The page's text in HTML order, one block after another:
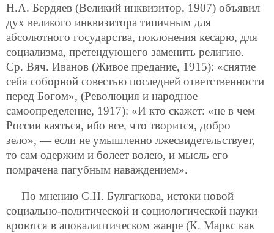
Н.А. Бердяев (Великий инквизитор, 1907) объявил
дух великого инквизитора типичным для
абсолютного государства, поклонения кесарю, для
социализма, претендующего заменить религию.
Ср. Вяч. Иванов (Живое предание, 1915): «снятие
себя соборной совестью последней ответственности
перед Богом», (Революция и народное
самоопределение, 1917): «И кто скажет: «не в чем
России каяться, ибо все, что творится, добро
зело», — если не умышленно лжесвидетельствует,
то сам одержим и болеет волею, и мысль его
помрачена пагубным наваждением».
По мнению С.Н. Булгагкова, истоки новой
социально-политической и социологической науки
кроются в апокалиптическом жанре (К. Маркс как